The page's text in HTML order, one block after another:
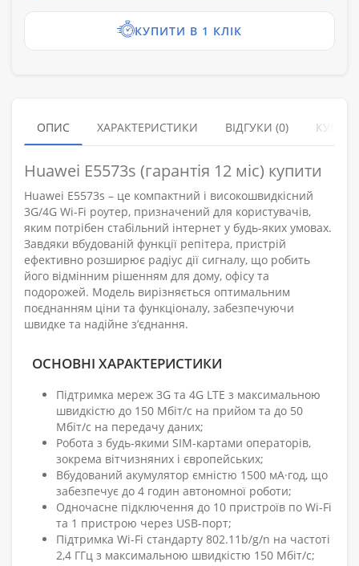
КУПИТИ В 1 КЛІК
ОПИС ХАРАКТЕРИСТИКИ ВІДГУКИ (0)
Huawei E5573s (гарантія 12 міс) купити
Huawei E5573s – це компактний і високошвидкісний
3G/4G Wi-Fi роутер, призначений для користувачів,
яким потрібен стабільний інтернет у будь-яких умовах.
Завдяки вбудованій функції репітера, пристрій
ефективно розширює радіус дії сигналу, що робить
його відмінним рішенням для дому, офісу та
подорожей. Модель вирізняється оптимальним
поєднанням ціни та функціоналу, забезпечуючи
швидке та надійне з’єднання.
ОСНОВНІ ХАРАКТЕРИСТИКИ
Підтримка мереж 3G та 4G LTE з максимальною
швидкістю до 150 Мбіт/с на прийом та до 50
Мбіт/с на передачу даних;
Робота з будь-якими SIM-картами операторів,
зокрема вітчизняних і європейських;
Вбудований акумулятор ємністю 1500 мА·год, що
забезпечує до 4 годин автономної роботи;
Одночасне підключення до 10 пристроїв по Wi-Fi
та 1 пристрою через USB-порт;
Підтримка Wi-Fi стандарту 802.11b/g/n на частоті
2,4 ГГц з максимальною швидкістю 150 Мбіт/с;